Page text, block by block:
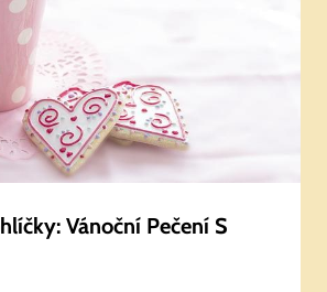
Vánoční Pečení S